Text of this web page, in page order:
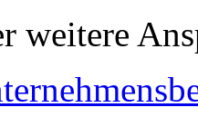
weitere